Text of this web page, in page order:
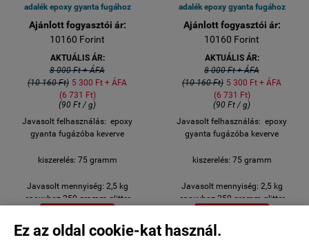
Ez az oldal cookie-kat használ.
adalék epoxy gyanta fugához
Ajánlott fogyasztói ár:
10160 Forint
AKTUÁLIS ÁR:
8 000 Ft + ÁFA
(10 160 Ft) 5 300 Ft + ÁFA
(6 731 Ft)
(90 Ft / g)
Javasolt felhasználás: epoxy
gyanta fugázóba keverve
kiszerelés: 75 gramm
Javasolt mennyiség: 2,5 kg
epoxyhoz 250 gramm glitter
adalék epoxy gyanta fugához
Ajánlott fogyasztói ár:
10160 Forint
AKTUÁLIS ÁR:
8 000 Ft + ÁFA
(10 160 Ft) 5 300 Ft + ÁFA
(6 731 Ft)
(90 Ft / g)
Javasolt felhasználás: epoxy
gyanta fugázóba keverve
kiszerelés: 75 gramm
Javasolt mennyiség: 2,5 kg
epoxyhoz 250 gramm glitter